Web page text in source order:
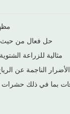
حل فعال من حيث
مثالية للزراعة
الناجمة عن
بما في ذلك